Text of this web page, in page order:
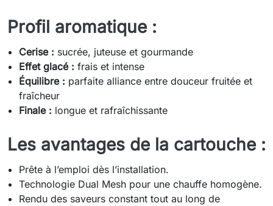
Profil aromatique :
Cerise : sucrée, juteuse et gourmande
Effet glacé : frais et intense
Équilibre : parfaite alliance entre douceur fruitée et
fraîcheur
Finale : longue et rafraîchissante
Les avantages de la cartouche :
Prête à l’emploi dès l’installation.
Technologie Dual Mesh pour une chauffe homogène.
Rendu des saveurs constant tout au long de